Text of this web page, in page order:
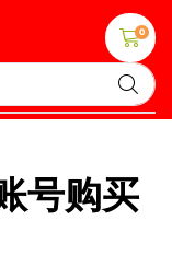
0
号购买